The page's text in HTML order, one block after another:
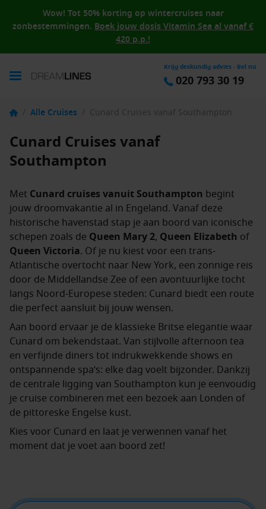
Wow! Tot 50% korting op wintercruises naar
zonbestemmingen. Boek jouw dosis Vitamin Sea al vanaf €
420 p.p.!
Krijg deskundig advies - Bel nu
020 793 30 19
/ Alle Cruises / Cunard Cruises vanaf Southampton
Cunard Cruises vanaf
Southampton
Met Cunard cruises vanuit Southampton begint
jouw droomvakantie al in Engeland. Vanaf deze
historische havenstad stap je aan boord van iconische
schepen zoals de Queen Mary 2, Queen Elizabeth of
Queen Victoria. Of je nu kiest voor een trans-
Atlantische overtocht naar New York, een zonnige reis
door de Middellandse Zee of een avontuurlijke tocht
langs Noord-Europese steden: Cunard biedt een route
die perfect aansluit bij jouw wensen.
Aan boord ervaar je de klassieke Britse elegantie waar
Cunard om bekendstaat. Van stijlvolle afternoon tea
en verfijnde diners tot indrukwekkende shows en
ontspannende spa’s: elke dag voelt bijzonder. Dankzij
de centrale ligging van Southampton kun je eenvoudig
je cruise combineren met een bezoek aan Londen of
de pittoreske Engelse kust.
Kies voor Cunard en laat je verwennen vanaf het
moment dat je voet aan boord zet!